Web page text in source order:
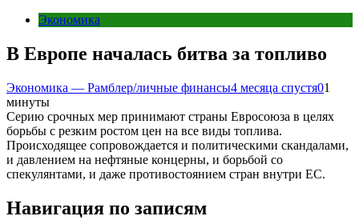
Экономика
В Европе началась битва за топливо
Экономика — Рамблер/личные финансы4 месяца спустя01
минуты
Cерию срочных мер принимают страны Евросоюза в целях
борьбы с резким ростом цен на все виды топлива.
Происходящее сопровождается и политическими скандалами,
и давлением на нефтяные концерны, и борьбой со
спекулянтами, и даже противостоянием стран внутри ЕС.
Навигация по записям